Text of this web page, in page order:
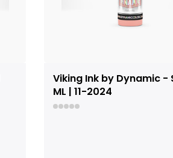
Viking Ink by Dynamic -
ML | 11-2024